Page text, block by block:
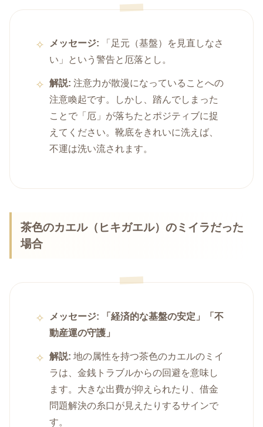
メッセージ: 「足元（基盤）を見直しなさ
い」という警告と厄落とし。
解説: 注意力が散漫になっていることへの
注意喚起です。しかし、踏んでしまった
ことで「厄」が落ちたとポジティブに捉
えてください。靴底をきれいに洗えば、
不運は洗い流されます。
茶色のカエル（ヒキガエル）のミイラだった
場合
メッセージ:
「経済的な基盤の安定」「不
動産運の守護」
解説: 地の属性を持つ茶色のカエルのミイ
ラは、金銭トラブルからの回避を意味し
ます。大きな出費が抑えられたり、借金
問題解決の糸口が見えたりするサインで
す。